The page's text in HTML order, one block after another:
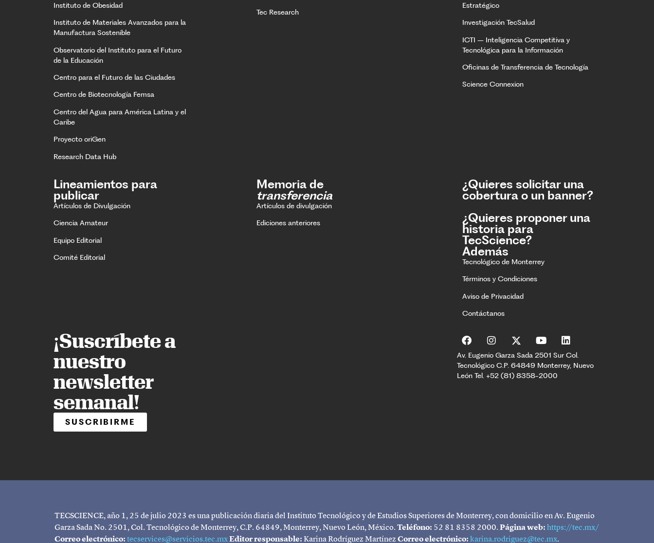
Instituto de Obesidad
Instituto de Materiales Avanzados para la
Manufactura Sostenible
Observatorio del Instituto para el Futuro
de la Educación
Centro para el Futuro de las Ciudades
Centro de Biotecnología Femsa
Centro del Agua para América Latina y el
Caribe
Proyecto oriGen
Research Data Hub
Tec Research
Estratégico
Investigación TecSalud
ICTI – Inteligencia Competitiva y
Tecnológica para la Información
Oficinas de Transferencia de Tecnología
Science Connexion
Lineamientos para
publicar
Artículos de Divulgación
Ciencia Amateur
Equipo Editorial
Comité Editorial
Memoria de
transferencia
Artículos de divulgación
Ediciones anteriores
¿Quieres solicitar una
cobertura o un banner?
¿Quieres proponer una
historia para
TecScience?
Además
Tecnológico de Monterrey
Términos y Condiciones
Aviso de Privacidad
Contáctanos
¡Suscríbete a
nuestro
newsletter
semanal!
SUSCRIBIRME
Av. Eugenio Garza Sada 2501 Sur Col.
Tecnológico C.P. 64849 Monterrey, Nuevo
León Tel. +52 (81) 8358-2000
TECSCIENCE, año 1, 25 de julio 2023 es una publicación diaria del Instituto Tecnológico y de Estudios Superiores de Monterrey, con domicilio en Av. Eugenio
Garza Sada No. 2501, Col. Tecnológico de Monterrey, C.P. 64849, Monterrey, Nuevo León, México.Teléfono: 52 81 8358 2000.Página web:https://tec.mx/
Correo electrónico:tecservices@servicios.tec.mxEditor responsable:Karina Rodríguez MartínezCorreo electrónico:karina.rodriguez@tec.mx.